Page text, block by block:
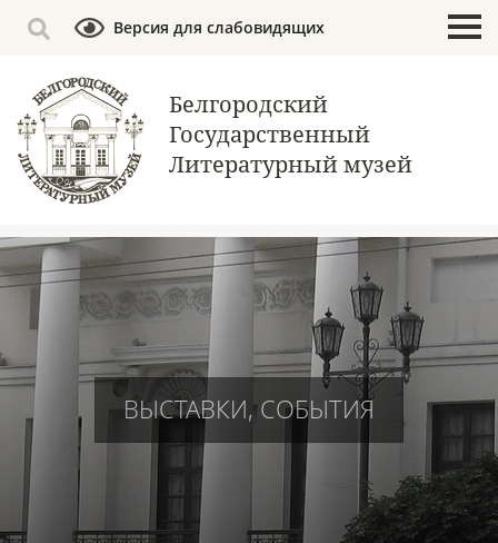
Версия для слабовидящих
Белгородский
Государственный
Литературный музей
ВЫСТАВКИ, СОБЫТИЯ